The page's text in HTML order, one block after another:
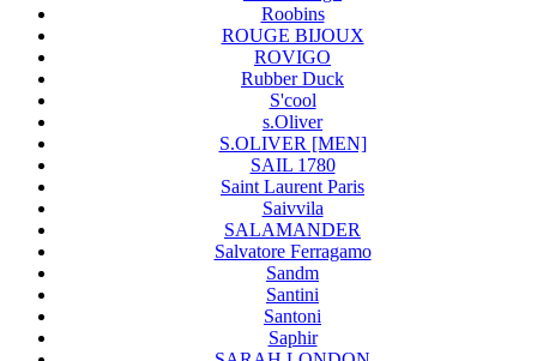
Roobins
ROUGE BIJOUX
ROVIGO
Rubber Duck
S'cool
s.Oliver
S.OLIVER [MEN]
SAIL 1780
Saint Laurent Paris
Saivvila
SALAMANDER
Salvatore Ferragamo
Sandm
Santini
Santoni
Saphir